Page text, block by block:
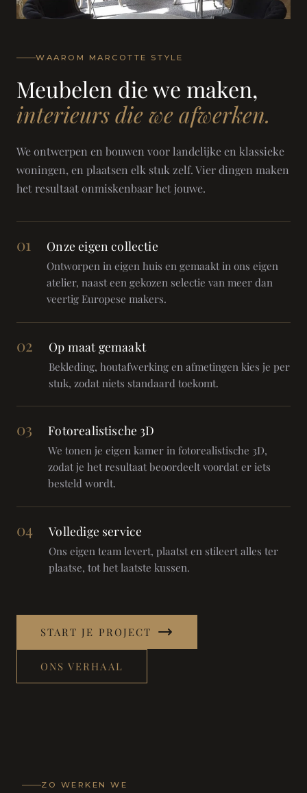
WAAROM MARCOTTE STYLE
Meubelen die we maken,
interieurs die we afwerken.
We ontwerpen en bouwen voor landelijke en klassieke
woningen, en plaatsen elk stuk zelf. Vier dingen maken
het resultaat onmiskenbaar het jouwe.
01 Onze eigen collectie
Ontworpen in eigen huis en gemaakt in ons eigen
atelier, naast een gekozen selectie van meer dan
veertig Europese makers.
02 Op maat gemaakt
Bekleding, houtafwerking en afmetingen kies je per
stuk, zodat niets standaard toekomt.
03 Fotorealistische 3D
We tonen je eigen kamer in fotorealistische 3D,
zodat je het resultaat beoordeelt voordat er iets
besteld wordt.
04 Volledige service
Ons eigen team levert, plaatst en stileert alles ter
plaatse, tot het laatste kussen.
START JE PROJECT
ONS VERHAAL
ZO WERKEN WE